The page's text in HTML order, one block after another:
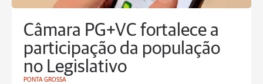
Câmara PG+VC fortalece a
participação da população
no Legislativo
PONTA GROSSA